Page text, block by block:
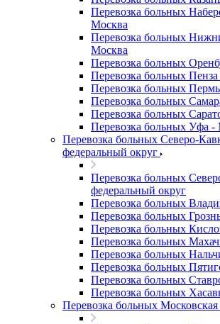
Перевозка больных
Москва
Перевозка больных
Москва
Перевозка больных
Перевозка больных
Перевозка больных
Перевозка больных
Перевозка больных
Перевозка больных Уфа -
Перевозка больных Северо-
федеральный округ
Перевозка больных
федеральный округ
Перевозка больных
Перевозка больных
Перевозка больных
Перевозка больных
Перевозка больных
Перевозка больных
Перевозка больных
Перевозка больных
Перевозка больных Московская